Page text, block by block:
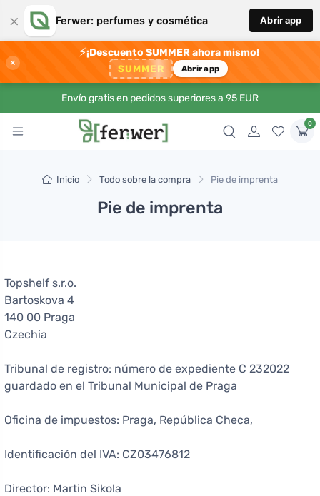
× Ferwer: perfumes y cosmética Abrir app
×
⚡¡Descuento SUMMER ahora mismo!
SUMMER Abrir app
Envío gratis en pedidos superiores a 95 EUR
0
Inicio Todo sobre la compra Pie de imprenta
Pie de imprenta
Topshelf s.r.o.
Bartoskova 4
140 00 Praga
Czechia
Tribunal de registro: número de expediente C 232022
guardado en el Tribunal Municipal de Praga
Oficina de impuestos: Praga, República Checa,
Identificación del IVA: CZ03476812
Director: Martin Sikola